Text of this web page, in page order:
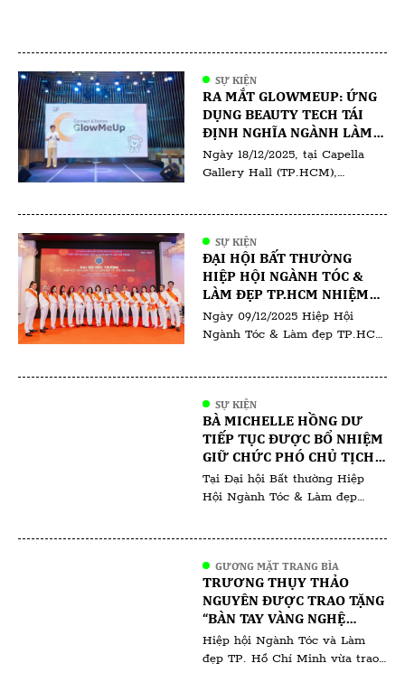
SỰ KIỆN
RA MẮT GLOWMEUP: ỨNG
DỤNG BEAUTY TECH TÁI
ĐỊNH NGHĨA NGÀNH LÀM
ĐẸP TẠI VIỆT NAM
Ngày 18/12/2025, tại Capella
Gallery Hall (TP.HCM),
quan trọng trong việc ứng
dụng công nghệ vào ngành làm
đẹp và chăm sóc sức khỏe tại
Việt Nam. Sự kiện quy tụ các
doanh nghiệp làm đẹp, đối tác
[…]
SỰ KIỆN
ĐẠI HỘI BẤT THƯỜNG
HIỆP HỘI NGÀNH TÓC &
LÀM ĐẸP TP.HCM NHIỆM
KỲ I (2025–2030)
Ngày 09/12/2025 Hiệp Hội
Ngành Tóc & Làm đẹp TP.HCM
của đông đảo hội viên, các
chuyên gia trong ngành cùng
đại diện salon, học viện đào tạo
và doanh nghiệp hoạt động
trong lĩnh […]
SỰ KIỆN
BÀ MICHELLE HỒNG DƯ
TIẾP TỤC ĐƯỢC BỔ NHIỆM
GIỮ CHỨC PHÓ CHỦ TỊCH
ĐÀO TẠO NGÀNH LÀM ĐẸP -
HIỆP HỘI NGÀNH TÓC &
Tại Đại hội Bất thường Hiệp
Hội Ngành Tóc & Làm đẹp
nhiệm bổ nhiệm giữ chức Phó
Chủ tịch phụ trách công tác
đào tạo ngành làm đẹp. Việc bà
Michelle Hồng Dư tiếp tục đảm
nhiệm vị trí này […]
GƯƠNG MẶT TRANG BÌA
TRƯƠNG THỤY THẢO
NGUYÊN ĐƯỢC TRAO TẶNG
“BÀN TAY VÀNG NGHỆ
THUẬT NGÀNH LÀM ĐẸP
VIỆT NAM 2025”
Hiệp hội Ngành Tóc và Làm
đẹp TP. Hồ Chí Minh vừa trao